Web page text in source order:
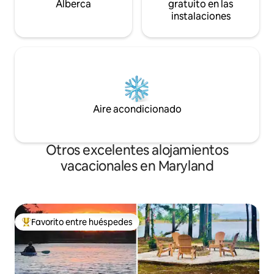
Alberca
gratuito en las
instalaciones
Aire acondicionado
Otros excelentes alojamientos
vacacionales en Maryland
De los mejores en Favorito entre huéspedes
Favorito entre huéspedes